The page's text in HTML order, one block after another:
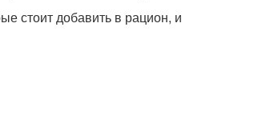
стоит добавить в рацион, и